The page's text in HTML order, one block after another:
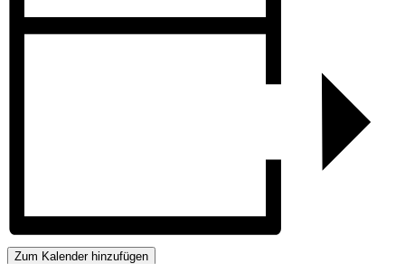
Zum Kalender hinzufügen